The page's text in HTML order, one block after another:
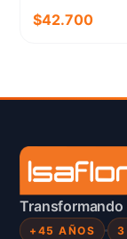
$42.700
Transformando
+45 AÑOS 3